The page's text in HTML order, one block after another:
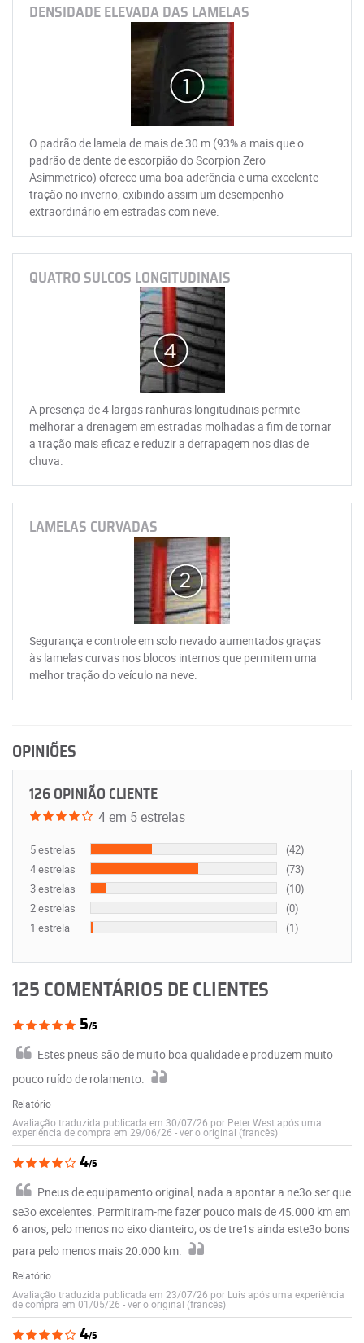
DENSIDADE ELEVADA DAS LAMELAS
O padrão de lamela de mais de 30 m (93% a mais que o
padrão de dente de escorpião do Scorpion Zero
Asimmetrico) oferece uma boa aderência e uma excelente
tração no inverno, exibindo assim um desempenho
extraordinário em estradas com neve.
QUATRO SULCOS LONGITUDINAIS
A presença de 4 largas ranhuras longitudinais permite
melhorar a drenagem em estradas molhadas a fim de tornar
a tração mais eficaz e reduzir a derrapagem nos dias de
chuva.
LAMELAS CURVADAS
Segurança e controle em solo nevado aumentados graças
às lamelas curvas nos blocos internos que permitem uma
melhor tração do veículo na neve.
OPINIÕES
126 OPINIÃO CLIENTE
4 em 5 estrelas
5 estrelas
(42)
4 estrelas
(73)
3 estrelas
(10)
2 estrelas
(0)
1 estrela
(1)
125 COMENTÁRIOS DE CLIENTES
5/5
Estes pneus são de muito boa qualidade e produzem muito
pouco ruído de rolamento.
Relatório
Avaliação traduzida publicada em 30/07/26 por Peter West após uma
experiência de compra em 29/06/26 -ver o original (francês)
4/5
Pneus de equipamento original, nada a apontar a ne3o ser que
se3o excelentes. Permitiram-me fazer pouco mais de 45.000 km em
6 anos, pelo menos no eixo dianteiro; os de tre1s ainda este3o bons
para pelo menos mais 20.000 km.
Relatório
Avaliação traduzida publicada em 23/07/26 por Luis após uma experiência
de compra em 01/05/26 -ver o original (francês)
4/5